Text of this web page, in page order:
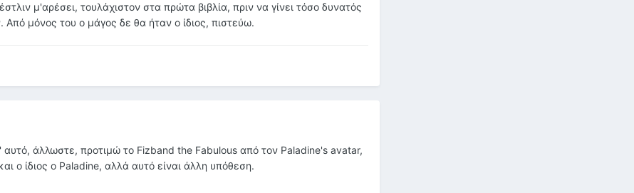
μ'αρέσει, τουλάχιστον στα πρώτα βιβλία, πριν να γίνει τόσο δυνατός
μόνος του ο μάγος δε θα ήταν ο ίδιος, πιστεύω.
άλλωστε, προτιμώ το Fizband the Fabulous από τον Paladine's avatar,
ο ίδιος ο Paladine, αλλά αυτό είναι άλλη υπόθεση.